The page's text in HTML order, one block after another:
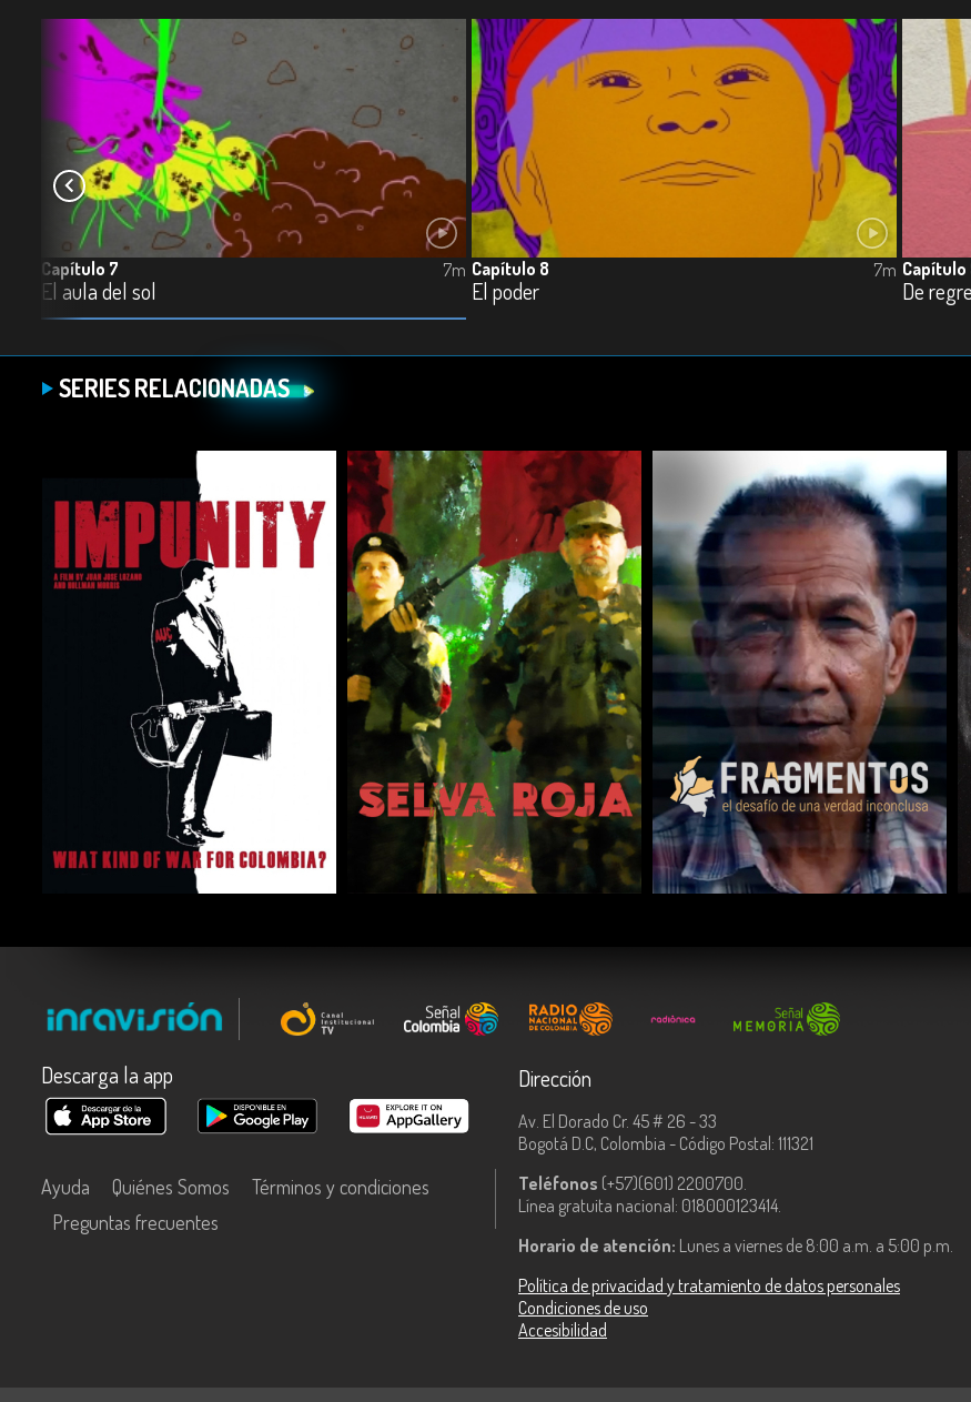
Capítulo 7
El aula del sol
7m Capítulo 8
El poder
7m Capítulo
De
SERIES RELACIONADAS
COMPARTIR COMPARTIR COMPARTIR
Descarga la app
Ayuda Quiénes Somos
Términos y condiciones
Preguntas frecuentes
Dirección
Av. El Dorado Cr. 45 # 26 - 33
Bogotá D.C, Colombia - Código Postal: 111321
Teléfonos (+57)(601) 2200700.
Línea gratuita nacional: 018000123414.
Horario de atención: Lunes a viernes de 8:00 a.m. a 5:00 p.m.
Política de privacidad y tratamiento de datos personales
Condiciones de uso
Accesibilidad